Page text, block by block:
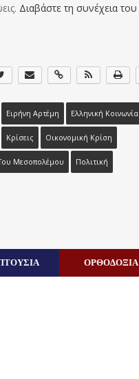
Διαβάστε τη συνέχεια του
Ειρήνη Αρτέμη Ελληνική Κοινωνία
Κρίσεις Οικονομική Κρίση
Μεσοπολέμου Πολιτική
ΟΡΘΟΔΟΞΙΑ